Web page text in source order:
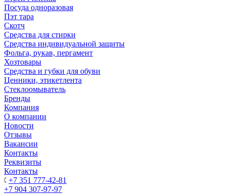
Посуда одноразовая
Пэт тара
Скотч
Средства для стирки
Средства индивидуальной защиты
Фольга, рукав, пергамент
Хозтовары
Средства и губки для обуви
Ценники, этикетлента
Стеклоомыватель
Бренды
Компания
О компании
Новости
Отзывы
Вакансии
Контакты
Реквизиты
Контакты
+7 351 777-42-81
+7 904 307-97-97